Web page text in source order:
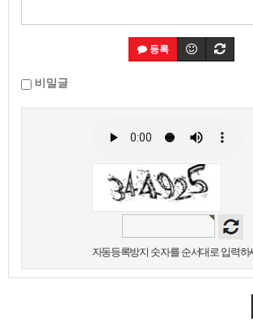
등록
비밀글
자동등록방지 숫자를 순서대로 입력하